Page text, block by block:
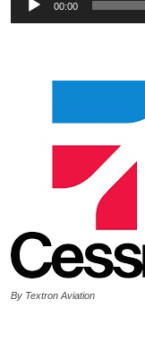
00:00
By Textron Aviation